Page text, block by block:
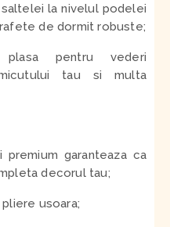
la nivelul podelei
de dormit robuste;
pentru vederi
tau si multa
premium garanteaza ca
decorul tau;
usoara;